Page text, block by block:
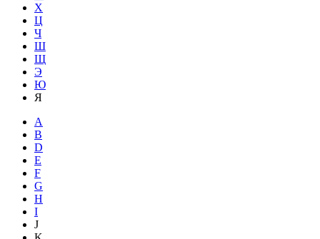
Х
Ц
Ч
Ш
Щ
Э
Ю
Я
A
B
D
E
F
G
H
I
J